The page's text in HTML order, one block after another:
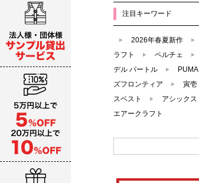
注目キーワード
2026年春夏新作
ラフト
ペルチェ
デル バートル
PUMA
ズフロンティア
寅壱
スベスト
アシックス
エアークラフト